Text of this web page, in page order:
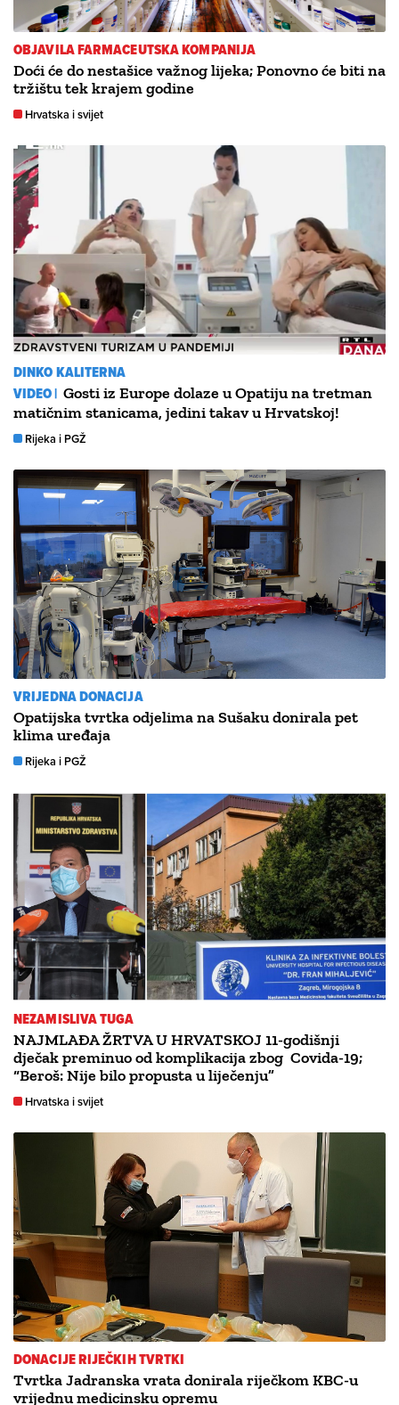
OBJAVILA FARMACEUTSKA KOMPANIJA
Doći će do nestašice važnog lijeka; Ponovno će biti na
tržištu tek krajem godine
Hrvatska i svijet
DINKO KALITERNA
VIDEO | Gosti iz Europe dolaze u Opatiju na tretman
matičnim stanicama, jedini takav u Hrvatskoj!
Rijeka i PGŽ
VRIJEDNA DONACIJA
Opatijska tvrtka odjelima na Sušaku donirala pet
klima uređaja
Rijeka i PGŽ
NEZAMISLIVA TUGA
NAJMLAĐA ŽRTVA U HRVATSKOJ 11-godišnji
dječak preminuo od komplikacija zbog Covida-19;
“Beroš: Nije bilo propusta u liječenju”
Hrvatska i svijet
DONACIJE RIJEČKIH TVRTKI
Tvrtka Jadranska vrata donirala riječkom KBC-u
vrijednu medicinsku opremu